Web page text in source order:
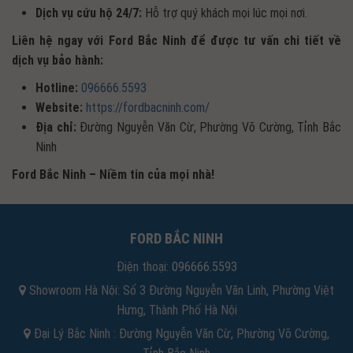
Dịch vụ cứu hộ 24/7: Hỗ trợ quý khách mọi lúc mọi nơi.
Liên hệ ngay với Ford Bắc Ninh để được tư vấn chi tiết về
dịch vụ bảo hành:
Hotline: 096666.5593
Website: https://fordbacninh.com/
Địa chỉ: Đường Nguyễn Văn Cừ, Phường Võ Cường, Tỉnh Bắc
Ninh
Ford Bắc Ninh – Niềm tin của mọi nhà!
FORD BẮC NINH
Điện thoại: 096666.5593
Showroom Hà Nội: Số 3 Đường Nguyễn Văn Linh, Phường Việt
Hưng, Thành Phố Hà Nội
Đại Lý Bắc Ninh : Đường Nguyễn Văn Cừ, Phường Võ Cường,